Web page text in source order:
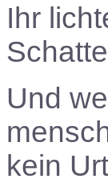
Ihr
Und
kein